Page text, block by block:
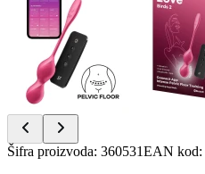
Item
Šifra proizvoda: 360531EAN kod: